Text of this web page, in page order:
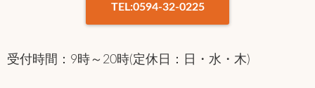
TEL:0594-32-0225
受付時間：9時～20時(定休日：日・水・木)